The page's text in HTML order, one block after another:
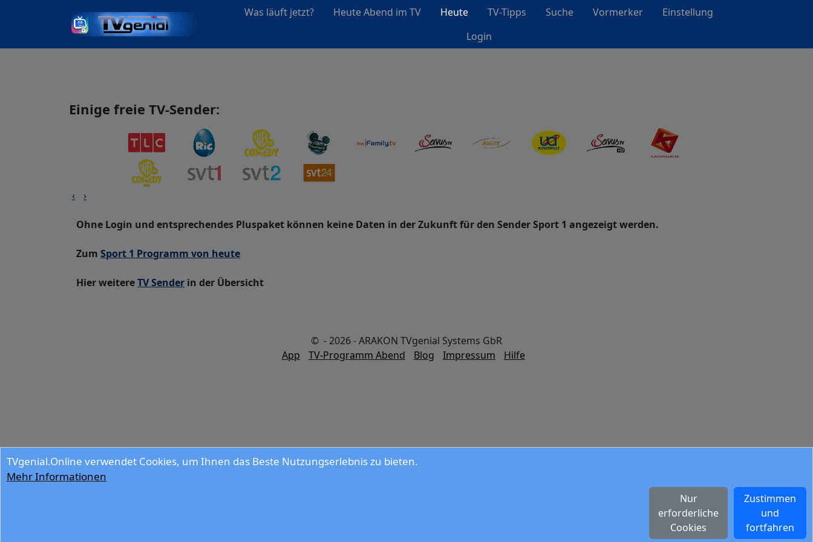
Was läuft jetzt? Heute Abend im TV Heute TV-Tipps Suche Vormerker
Einstellung
Login
TVgenial.Online verwendet Cookies, um Ihnen das Beste Nutzungserlebnis zu bieten.
Mehr Informationen
Zustimmen
und
fortfahren
Nur
erforderliche
Cookies
Einige freie TV-Sender:
‹ ›
Ohne Login und entsprechendes Pluspaket können keine Daten in der Zukunft für den Sender Sport 1 angezeigt werden.
Zum Sport 1 Programm von heute
Hier weitereTV Sender in der Übersicht
© - 2026 - ARAKON TVgenial Systems GbR
App
TV-Programm Abend Blog Impressum Hilfe